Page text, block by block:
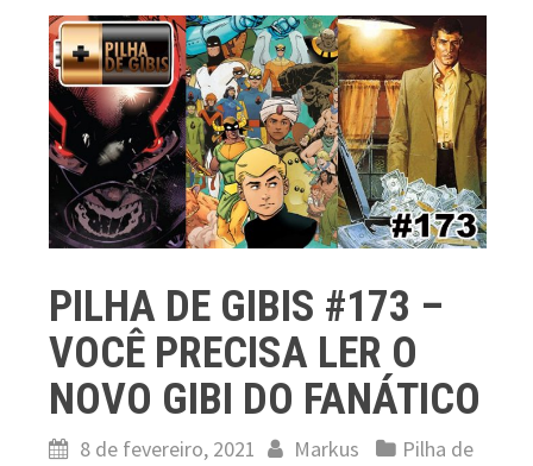
PILHA DE GIBIS #173 –
VOCÊ PRECISA LER O
NOVO GIBI DO FANÁTICO
8 de fevereiro, 2021 Markus
Pilha de